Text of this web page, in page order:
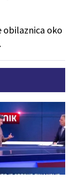
obilaznica oko